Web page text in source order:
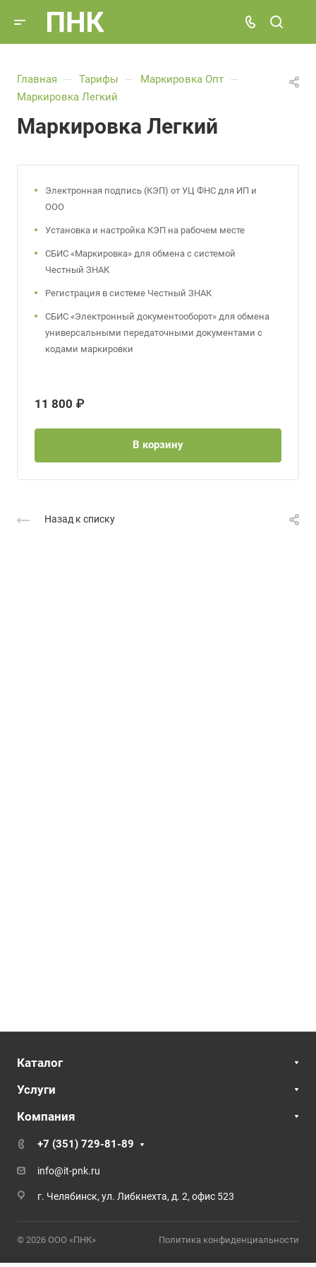
Главная — Тарифы — Маркировка Опт —
Маркировка Легкий
Маркировка Легкий
Электронная подпись (КЭП) от УЦ ФНС для ИП и
ООО
Установка и настройка КЭП на рабочем месте
СБИС «Маркировка» для обмена с системой
Честный ЗНАК
Регистрация в системе Честный ЗНАК
СБИС «Электронный документооборот» для обмена
универсальными передаточными документами с
кодами маркировки
11 800 ₽
В корзину
Назад к списку
Каталог
Услуги
Компания
+7 (351) 729-81-89
info@it-pnk.ru
г. Челябинск, ул. Либкнехта, д. 2, офис 523
© 2026 ООО «ПНК» Политика конфиденциальности